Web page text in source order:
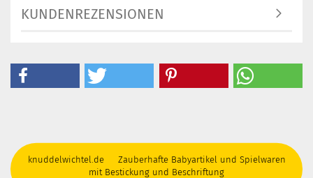
KUNDENREZENSIONEN
knuddelwichtel.de Zauberhafte Babyartikel und Spielwaren
mit Bestickung und Beschriftung